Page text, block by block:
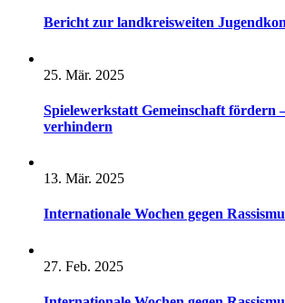
Bericht zur landkreisweiten
25. Mär. 2025
Spielewerkstatt Gemeinschaft fördern
verhindern
13. Mär. 2025
Internationale Wochen gegen
27. Feb. 2025